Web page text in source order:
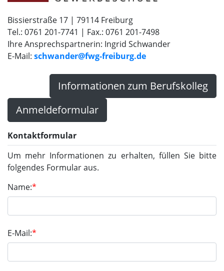
Bissierstraße 17 | 79114 Freiburg
Tel.: 0761 201-7741 | Fax.: 0761 201-7498
Ihre Ansprechspartnerin: Ingrid Schwander
E-Mail: schwander@fwg-freiburg.de
Informationen zum Berufskolleg
Anmeldeformular
Kontaktformular
Um mehr Informationen zu erhalten, füllen Sie bitte
folgendes Formular aus.
Name:*
E-Mail:*